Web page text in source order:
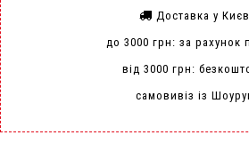
Доставка у
до 3000 грн: за рахунок
від 3000 грн:
самовивіз із